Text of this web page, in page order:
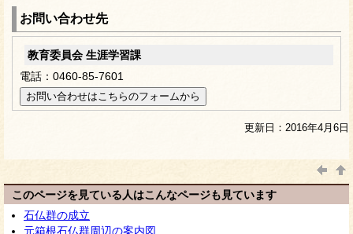
お問い合わせ先
教育委員会 生涯学習課
電話：0460-85-7601
更新日：2016年4月6日
このページを見ている人はこんなページも見ています
石仏群の成立
元箱根石仏群周辺の案内図